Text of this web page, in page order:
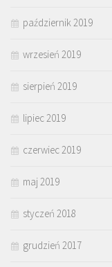
październik 2019
wrzesień 2019
sierpień 2019
lipiec 2019
czerwiec 2019
maj 2019
styczeń 2018
grudzień 2017